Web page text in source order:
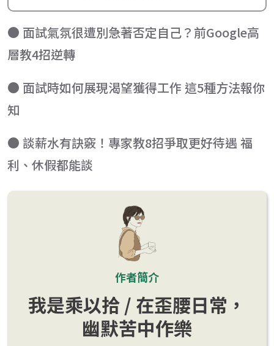
● 面試氣氛很遭別急著否定自己？前Google高
層教4招逆轉
● 面試時如何展現渴望獲得工作 這5種方法報你
知
● 談薪水有訣竅！專家教8招爭取更好待遇 福
利、休假都能談
作者簡介
我是乘以拾 / 在歪腰日常，
幽默苦中作樂